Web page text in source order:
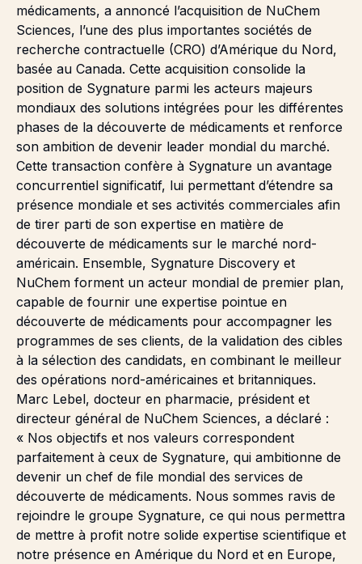
médicaments, a annoncé l’acquisition de NuChem
Sciences, l’une des plus importantes sociétés de
recherche contractuelle (CRO) d’Amérique du Nord,
basée au Canada. Cette acquisition consolide la
position de Sygnature parmi les acteurs majeurs
mondiaux des solutions intégrées pour les différentes
phases de la découverte de médicaments et renforce
son ambition de devenir leader mondial du marché.
Cette transaction confère à Sygnature un avantage
concurrentiel significatif, lui permettant d’étendre sa
présence mondiale et ses activités commerciales afin
de tirer parti de son expertise en matière de
découverte de médicaments sur le marché nord-
américain. Ensemble, Sygnature Discovery et
NuChem forment un acteur mondial de premier plan,
capable de fournir une expertise pointue en
découverte de médicaments pour accompagner les
programmes de ses clients, de la validation des cibles
à la sélection des candidats, en combinant le meilleur
des opérations nord-américaines et britanniques.
Marc Lebel, docteur en pharmacie, président et
directeur général de NuChem Sciences, a déclaré :
« Nos objectifs et nos valeurs correspondent
parfaitement à ceux de Sygnature, qui ambitionne de
devenir un chef de file mondial des services de
découverte de médicaments. Nous sommes ravis de
rejoindre le groupe Sygnature, ce qui nous permettra
de mettre à profit notre solide expertise scientifique et
notre présence en Amérique du Nord et en Europe,